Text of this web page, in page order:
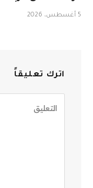
5 أغسطس، 2026
اترك تعليقاً